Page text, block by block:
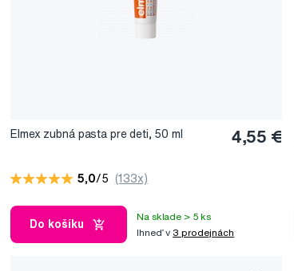
Elmex zubná pasta pre deti, 50 ml 4,55 €
5,0/5 (133x)
Do košíku
Na sklade > 5 ks
Ihneď v 3 prodejnách